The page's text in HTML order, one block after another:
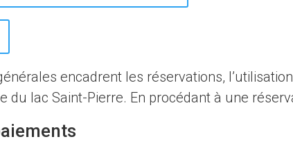
encadrent les réservations,
du lac Saint-Pierre. En procédant à une